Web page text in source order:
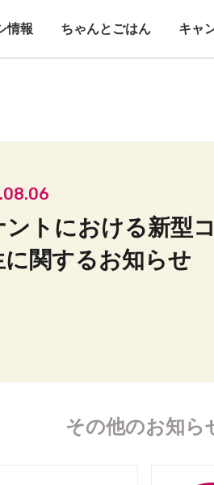
情報 ちゃんとごはん キャ
ントにおける新型
に関するお知らせ
その他のお知ら